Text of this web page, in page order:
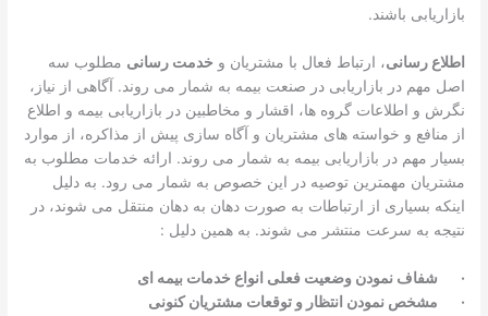
بازاریابی باشند.
اطلاع رسانی، ارتباط فعال با مشتریان و خدمت رسانی مطلوب سه
اصل مهم در بازاریابی در صنعت بیمه به شمار می روند. آگاهی از نیاز،
نگرش و اطلاعات گروه ها، اقشار و مخاطبین در بازاریابی بیمه و اطلاع
از منافع و خواسته های مشتریان و آگاه سازی پیش از مذاکره، از موارد
بسیار مهم در بازاریابی بیمه به شمار می روند. ارائه خدمات مطلوب به
مشتریان مهمترین توصیه در این خصوص به شمار می رود. به دلیل
اینکه بسیاری از ارتباطات به صورت دهان به دهان منتقل می شوند، در
نتیجه به سرعت منتشر می شوند. به همین دلیل :
· شفاف نمودن وضعیت فعلی انواع خدمات بیمه ای
· مشخص نمودن انتظار و توقعات مشتریان کنونی